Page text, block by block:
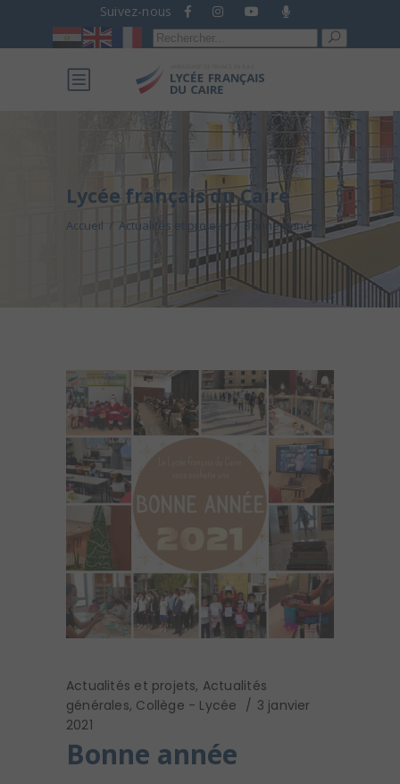
Suivez-nous
Recherche
pour :
Lycée français du Caire
Accueil / Actualités et projets /Bonne année
Actualités et projets, Actualités
générales, Collège - Lycée
3 janvier
2021
Bonne année